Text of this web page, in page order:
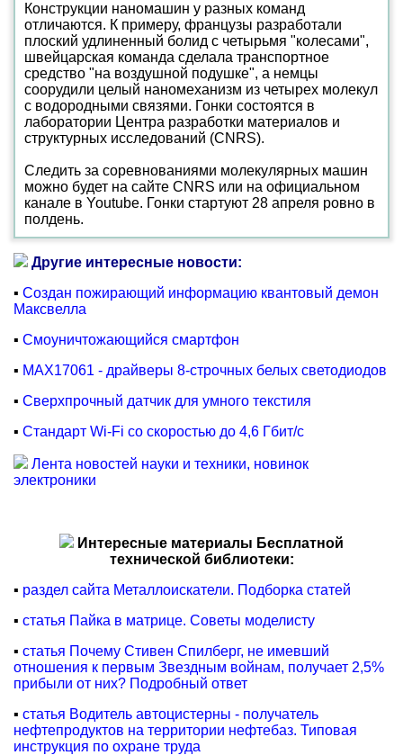
Конструкции наномашин у разных команд
отличаются. К примеру, французы разработали
плоский удлиненный болид с четырьмя "колесами",
швейцарская команда сделала транспортное
средство "на воздушной подушке", а немцы
соорудили целый наномеханизм из четырех молекул
с водородными связями. Гонки состоятся в
лаборатории Центра разработки материалов и
структурных исследований (CNRS).
Следить за соревнованиями молекулярных машин
можно будет на сайте CNRS или на официальном
канале в Youtube. Гонки стартуют 28 апреля ровно в
полдень.
Другие интересные новости:
▪ Создан пожирающий информацию квантовый демон
Максвелла
▪ Смоуничтожающийся смартфон
▪ MAX17061 - драйверы 8-строчных белых светодиодов
▪ Сверхпрочный датчик для умного текстиля
▪ Стандарт Wi-Fi со скоростью до 4,6 Гбит/с
Лента новостей науки и техники, новинок
электроники
Интересные материалы Бесплатной
технической библиотеки:
▪ раздел сайта Металлоискатели. Подборка статей
▪ статья Пайка в матрице. Советы моделисту
▪ статья Почему Стивен Спилберг, не имевший
отношения к первым Звездным войнам, получает 2,5%
прибыли от них? Подробный ответ
▪ статья Водитель автоцистерны - получатель
нефтепродуктов на территории нефтебаз. Типовая
инструкция по охране труда